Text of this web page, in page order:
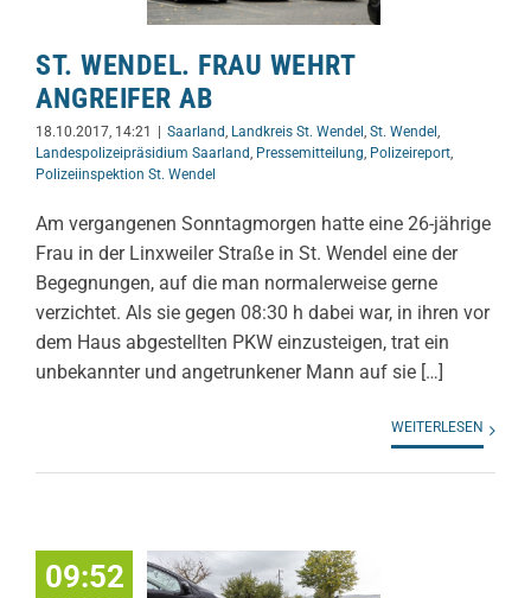
ST. WENDEL. FRAU WEHRT
ANGREIFER AB
18.10.2017, 14:21 | Saarland Landkreis St. Wendel St. Wendel
Landespolizeipräsidium Saarland Pressemitteilung Polizeireport
Polizeiinspektion St. Wendel
Am vergangenen Sonntagmorgen hatte eine 26-jährige
Frau in der Linxweiler Straße in St. Wendel eine der
Begegnungen, auf die man normalerweise gerne
verzichtet. Als sie gegen 08:30 h dabei war, in ihren vor
dem Haus abgestellten PKW einzusteigen, trat ein
unbekannter und angetrunkener Mann auf sie […]
WEITERLESEN
09:52